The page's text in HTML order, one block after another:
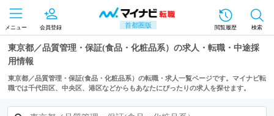
首都圏版
メニュー 会員登録 閲覧履歴 検索
東京都／品質管理・保証(食品・化粧品系）の求人・転職・中途採
用情報
東京都／品質管理・保証(食品・化粧品系）の転職・求人一覧ページです。マイナビ転
職では千代田区、中央区、港区などからもあなたにぴったりの求人を探せます。